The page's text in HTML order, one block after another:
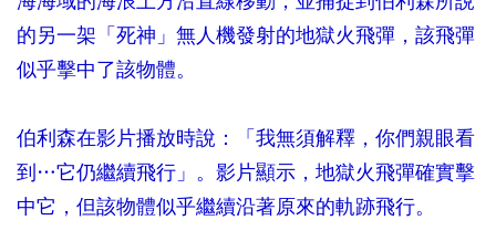
的另一架「死神」無人機發射的地獄火飛彈，該飛彈
似乎擊中了該物體。
伯利森在影片播放時說：「我無須解釋，你們親眼看
到…它仍繼續飛行」。影片顯示，地獄火飛彈確實擊
中它，但該物體似乎繼續沿著原來的軌跡飛行。